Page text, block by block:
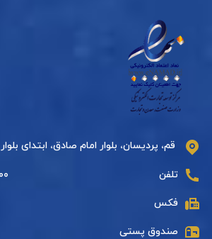
قم، پردیسان، بلوار امام صادق، ابتدای
تلفن
فکس
صندوق پستی